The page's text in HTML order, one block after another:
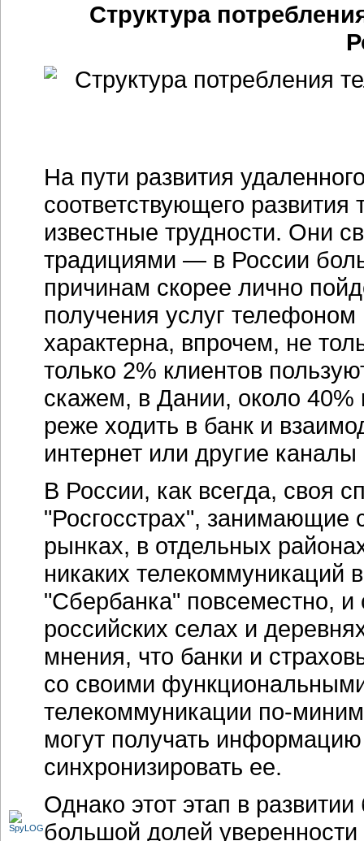
Структура
На пути развития
соответствующего
известные трудности. Они
традициями — в России
причинам скорее лично
получения услуг
характерна, впрочем, не
только 2% клиентов
скажем, в Дании, около 40%
реже ходить в банк и
интернет или другие каналы
В России, как всегда, своя
"Росгосстрах",
рынках, в отдельных
никаких телекоммуникаций
"Сбербанка" повсеместно, и
российских селах и
мнения, что банки и
со своими
телекоммуникации по-
могут получать
синхронизировать ее.
Однако этот этап в
большой долей